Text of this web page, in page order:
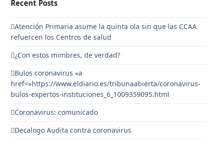
Recent Posts
Atención Primaria asume la quinta ola sin que las CCAA
refuercen los Centros de salud
¿Con estos mimbres, de verdad?
Bulos coronavirus «a
href=»https://www.eldiario.es/tribunaabierta/coronavirus-
bulos-expertos-instituciones_6_1009359095.html
Coronavirus: comunicado
Decalogo Audita contra coronavirus